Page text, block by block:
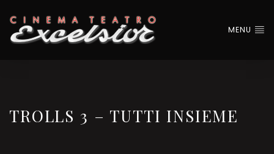
MENU
TROLLS 3 – TUTTI INSIEME